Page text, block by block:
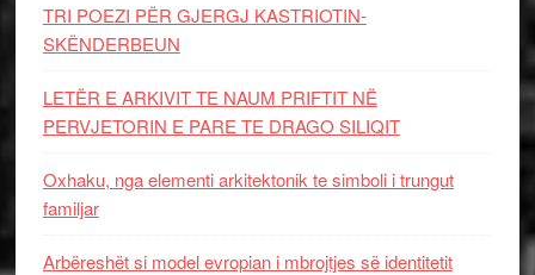
TRI POEZI PËR GJERGJ KASTRIOTIN-
SKËNDERBEUN
LETËR E ARKIVIT TE NAUM PRIFTIT NË
PERVJETORIN E PARE TE DRAGO SILIQIT
Oxhaku, nga elementi arkitektonik te simboli i trungut
familjar
Arbëreshët si model evropian i mbrojtjes së identitetit